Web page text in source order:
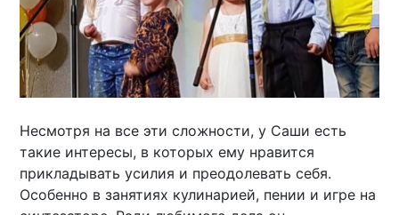
Несмотря на все эти сложности, у Саши есть
такие интересы, в которых ему нравится
прикладывать усилия и преодолевать себя.
Особенно в занятиях кулинарией, пении и игре на